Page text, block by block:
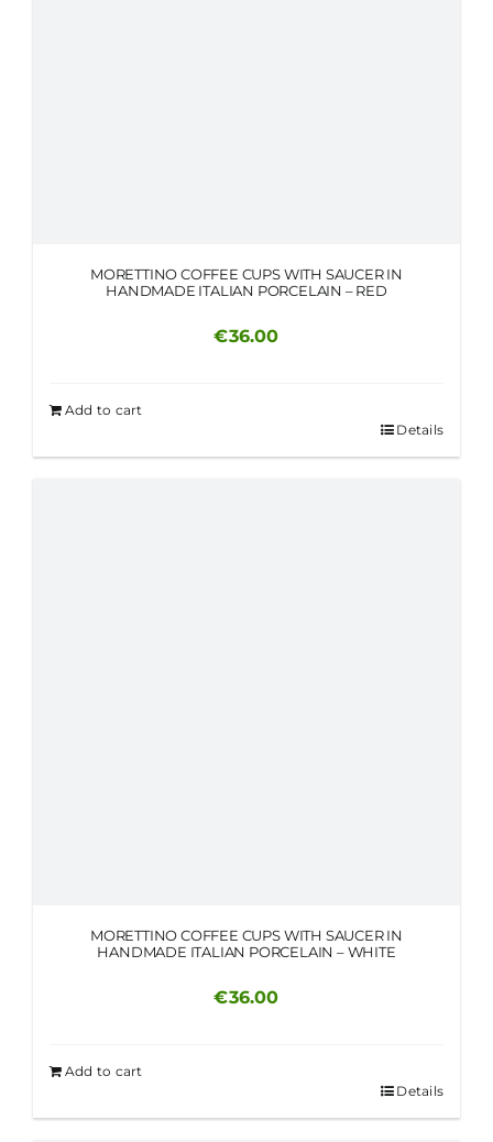
MORETTINO COFFEE CUPS WITH SAUCER IN
HANDMADE ITALIAN PORCELAIN – RED
€36.00
Add to cart
Details
MORETTINO COFFEE CUPS WITH SAUCER IN
HANDMADE ITALIAN PORCELAIN – WHITE
€36.00
Add to cart
Details